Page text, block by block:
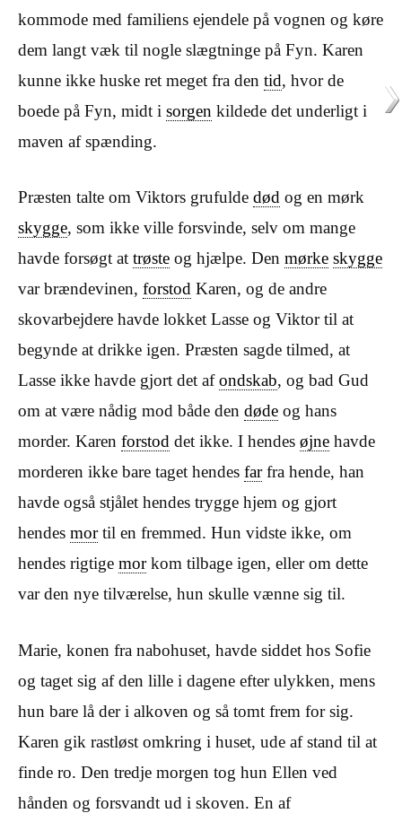
kommode med familiens ejendele på vognen og køre
dem langt væk til nogle slægtninge på Fyn. Karen
kunne ikke huske ret meget fra den tid, hvor de
boede på Fyn, midt i sorgen kildede det underligt i
maven af spænding.
Præsten talte om Viktors grufulde død og en mørk
skygge, som ikke ville forsvinde, selv om mange
havde forsøgt at trøste og hjælpe. Den mørke skygge
var brændevinen, forstod Karen, og de andre
skovarbejdere havde lokket Lasse og Viktor til at
begynde at drikke igen. Præsten sagde tilmed, at
Lasse ikke havde gjort det afondskab, og bad Gud
om at være nådig mod både den døde og hans
morder. Karen forstod det ikke. I hendes øjne havde
morderen ikke bare taget hendes farfra hende, han
havde også stjålet hendes trygge hjem og gjort
hendes mortil en fremmed. Hun vidste ikke, om
hendes rigtige morkom tilbage igen, eller om dette
var den nye tilværelse, hun skulle vænne sig til.
Marie, konen fra nabohuset, havde siddet hos Sofie
og taget sig af den lille i dagene efter ulykken, mens
hun bare lå der i alkoven og så tomt frem for sig.
Karen gik rastløst omkring i huset, ude af stand til at
finde ro. Den tredje morgen tog hun Ellen ved
hånden og forsvandt ud i skoven. En af